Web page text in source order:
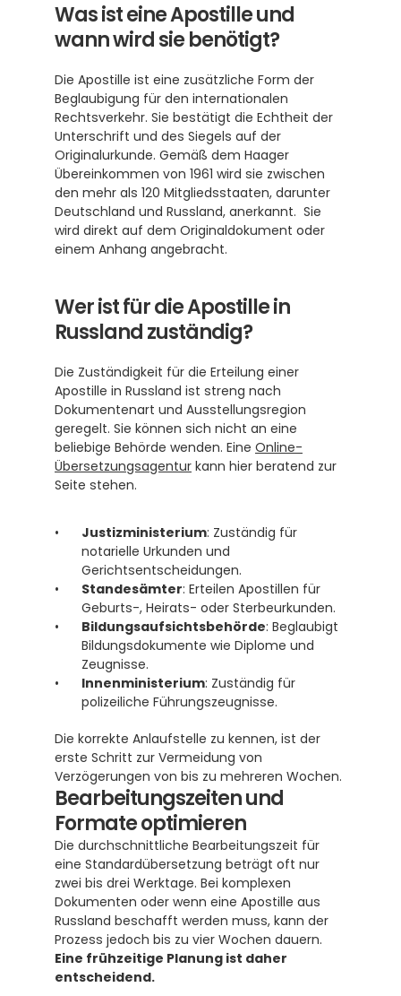
Was ist eine Apostille und
wann wird sie benötigt?
Die Apostille ist eine zusätzliche Form der
Beglaubigung für den internationalen
Rechtsverkehr. Sie bestätigt die Echtheit der
Unterschrift und des Siegels auf der
Originalurkunde. Gemäß dem Haager
Übereinkommen von 1961 wird sie zwischen
den mehr als 120 Mitgliedsstaaten, darunter
Deutschland und Russland, anerkannt.  Sie
wird direkt auf dem Originaldokument oder
einem Anhang angebracht.
Wer ist für die Apostille in
Russland zuständig?
Die Zuständigkeit für die Erteilung einer
Apostille in Russland ist streng nach
Dokumentenart und Ausstellungsregion
geregelt. Sie können sich nicht an eine
beliebige Behörde wenden. Eine Online-
Übersetzungsagentur kann hier beratend zur
Seite stehen.
Justizministerium: Zuständig für
notarielle Urkunden und
Gerichtsentscheidungen.
Standesämter: Erteilen Apostillen für
Geburts-, Heirats- oder Sterbeurkunden.
Bildungsaufsichtsbehörde: Beglaubigt
Bildungsdokumente wie Diplome und
Zeugnisse.
Innenministerium: Zuständig für
polizeiliche Führungszeugnisse.
Die korrekte Anlaufstelle zu kennen, ist der
erste Schritt zur Vermeidung von
Verzögerungen von bis zu mehreren Wochen.
Bearbeitungszeiten und
Formate optimieren
Die durchschnittliche Bearbeitungszeit für
eine Standardübersetzung beträgt oft nur
zwei bis drei Werktage. Bei komplexen
Dokumenten oder wenn eine Apostille aus
Russland beschafft werden muss, kann der
Eine frühzeitige Planung ist daher
entscheidend.